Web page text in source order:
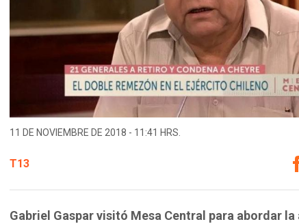
11 DE NOVIEMBRE DE 2018 - 11:41 HRS.
T13
Gabriel Gaspar visitó Mesa Central para abordar